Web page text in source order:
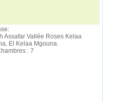
Assafar Vallée Roses Kelaa
El Kelaa Mgouna.
: 7